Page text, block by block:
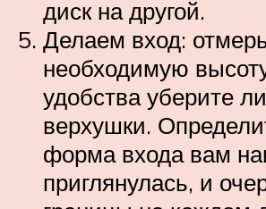
диск на другой.
Делаем вход:
необходимую
удобства уберите
верхушки.
форма входа вам
приглянулась, и